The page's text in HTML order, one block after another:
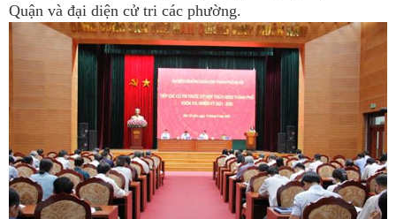
Quận và đại diện cử tri các phường.